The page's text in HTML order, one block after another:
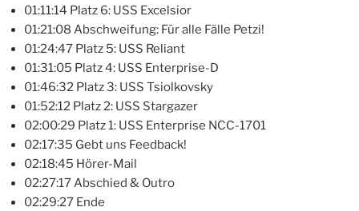
01:11:14 Platz 6: USS Excelsior
01:21:08 Abschweifung: Für alle Fälle Petzi!
01:24:47 Platz 5: USS Reliant
01:31:05 Platz 4: USS Enterprise-D
01:46:32 Platz 3: USS Tsiolkovsky
01:52:12 Platz 2: USS Stargazer
02:00:29 Platz 1: USS Enterprise NCC-1701
02:17:35 Gebt uns Feedback!
02:18:45 Hörer-Mail
02:27:17 Abschied & Outro
02:29:27 Ende